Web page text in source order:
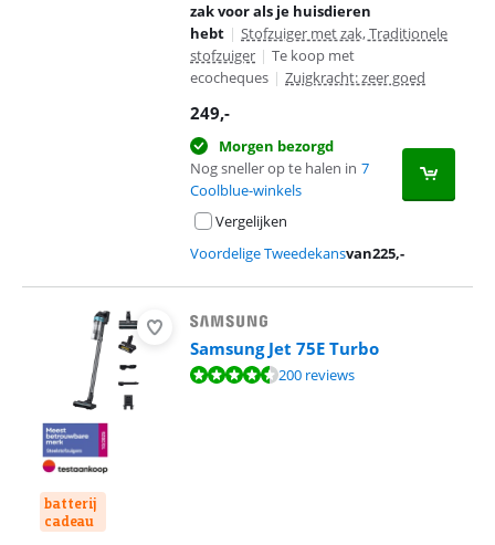
zak voor als je huisdieren
hebt | Stofzuiger met zak, Traditionele
stofzuiger | Te koop met
ecocheques | Zuigkracht: zeer goed
249,-
Morgen bezorgd
Nog sneller op te halen in 7
Coolblue-winkels
Vergelijken
Voordelige Tweedekansvan225,-
batterij
cadeau
Samsung Jet 75E Turbo
Beoordeling is 8,6 van de 10, gebaseerd op 200 reviews.
200 reviews